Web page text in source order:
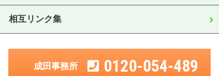
相互リンク集
成田事務所 0120-054-489